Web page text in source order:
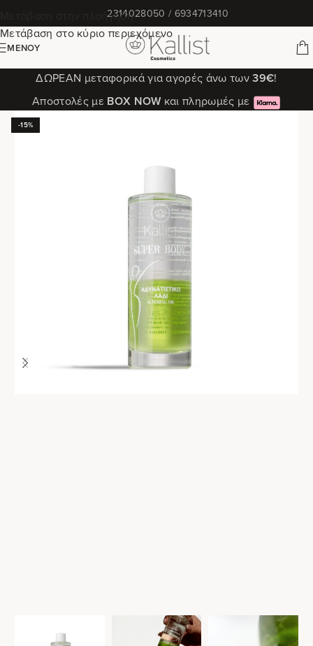
Μετάβαση στην πλοήγηση
Μετάβαση στο κύριο περιεχόμενο
✆2314028050 / 6934713410
ΜΕΝΟΎ
ΔΩΡΕΑΝ μεταφορικά για αγορές άνω των39€!
Αποστολές με ΒΟΧ ΝΟWκαι πληρωμές με
-15%